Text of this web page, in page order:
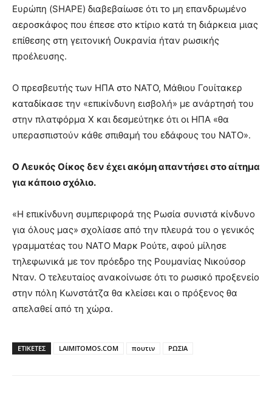
Ευρώπη (SHAPE) διαβεβαίωσε ότι το μη επανδρωμένο
αεροσκάφος που έπεσε στο κτίριο κατά τη διάρκεια μιας
επίθεσης στη γειτονική Ουκρανία ήταν ρωσικής
προέλευσης.
Ο πρεσβευτής των ΗΠΑ στο ΝΑΤΟ, Μάθιου Γουίτακερ
καταδίκασε την «επικίνδυνη εισβολή» με ανάρτησή του
στην πλατφόρμα Χ και δεσμεύτηκε ότι οι ΗΠΑ «θα
υπερασπιστούν κάθε σπιθαμή του εδάφους του ΝΑΤΟ».
Ο Λευκός Οίκος δεν έχει ακόμη απαντήσει στο αίτημα
για κάποιο σχόλιο.
«Η επικίνδυνη συμπεριφορά της Ρωσία συνιστά κίνδυνο
για όλους μας» σχολίασε από την πλευρά του ο γενικός
γραμματέας του ΝΑΤΟ Μαρκ Ρούτε, αφού μίλησε
τηλεφωνικά με τον πρόεδρο της Ρουμανίας Νικούσορ
Νταν. Ο τελευταίος ανακοίνωσε ότι το ρωσικό προξενείο
στην πόλη Κωνστάτζα θα κλείσει και ο πρόξενος θα
απελαθεί από τη χώρα.
ΕΤΙΚΕΤΕΣ LAIMITOMOS.COM πουτιν ΡΩΣΙΑ